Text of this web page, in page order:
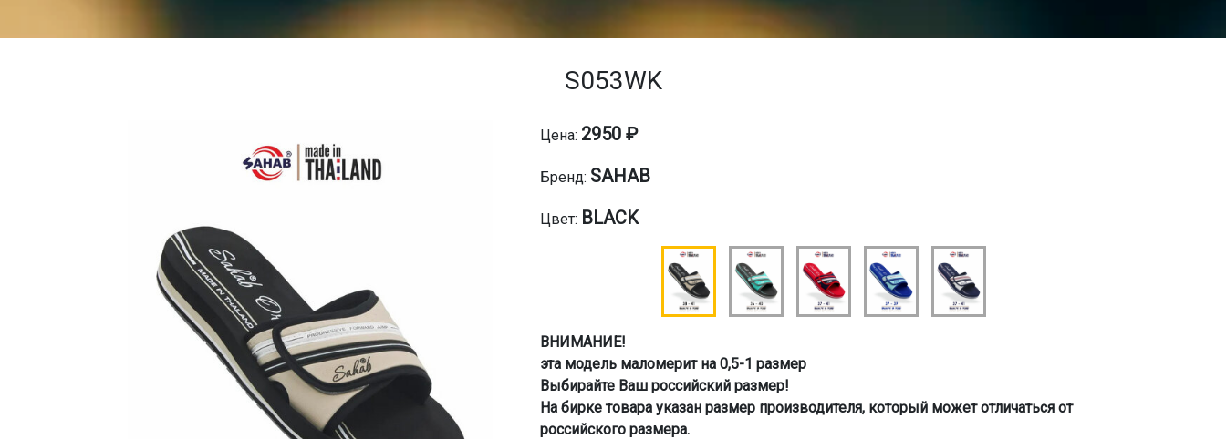
S053WK
Цена: 2950 ₽
Бренд: SAHAB
Цвет: BLACK
ВНИМАНИЕ!
эта модель маломерит на 0,5-1 размер
Выбирайте Ваш российский размер!
На бирке товара указан размер производителя, который может отличаться от
российского размера.